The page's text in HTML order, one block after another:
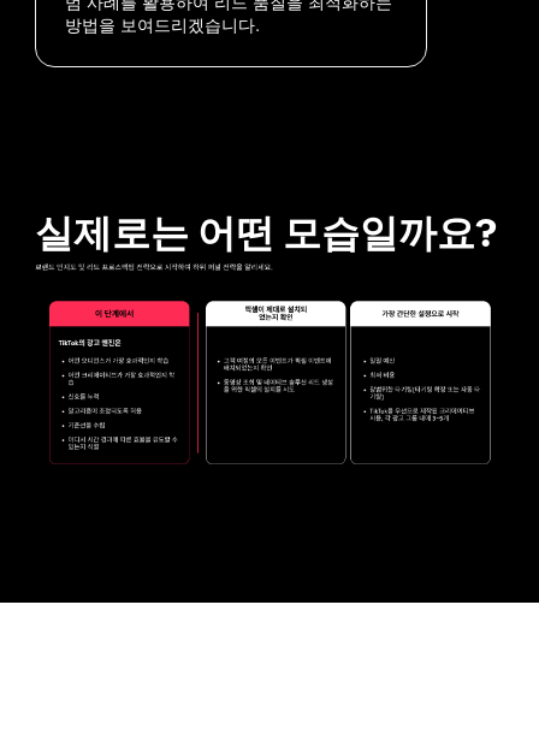
방법을 보여드리겠습니다.
실제로는 어떤 모습일까요?